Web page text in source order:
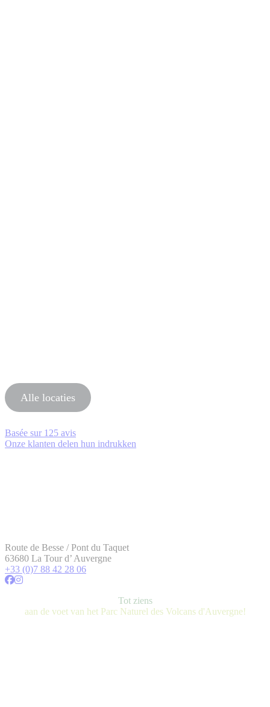
Alle locaties
Basée sur 125 avis
Onze klanten delen hun indrukken
Route de Besse / Pont du Taquet
63680 La Tour d’ Auvergne
+33 (0)7 88 42 28 06
Tot ziens
aan de voet van het Parc Naturel des Volcans d'Auvergne!